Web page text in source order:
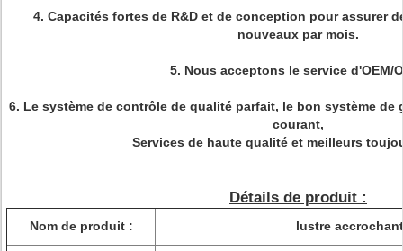
4. Capacités fortes de R&D et de conception pour assurer
nouveaux par mois.
5. Nous acceptons le service d'OEM/
6. Le système de contrôle de qualité parfait, le bon système de
courant,
Services de haute qualité et meilleurs
Détails de produit :
Nom de produit : lustre